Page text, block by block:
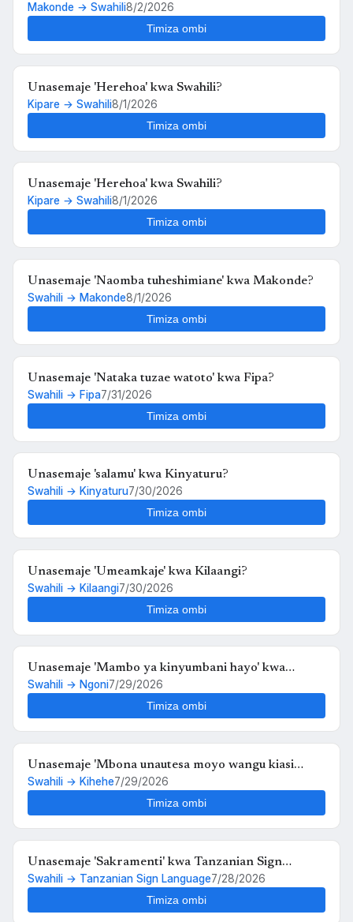
kwa Swahili?
Makonde → Swahili8/2/2026
Timiza ombi
Unasemaje 'Herehoa' kwa Swahili?
Kipare → Swahili8/1/2026
Timiza ombi
Unasemaje 'Herehoa' kwa Swahili?
Kipare → Swahili8/1/2026
Timiza ombi
Unasemaje 'Naomba tuheshimiane' kwa Makonde?
Swahili → Makonde8/1/2026
Timiza ombi
Unasemaje 'Nataka tuzae watoto' kwa Fipa?
Swahili → Fipa7/31/2026
Timiza ombi
Unasemaje 'salamu' kwa Kinyaturu?
Swahili → Kinyaturu7/30/2026
Timiza ombi
Unasemaje 'Umeamkaje' kwa Kilaangi?
Swahili → Kilaangi7/30/2026
Timiza ombi
Unasemaje 'Mambo ya kinyumbani hayo' kwa
Ngoni?
Swahili → Ngoni7/29/2026
Timiza ombi
Unasemaje 'Mbona unautesa moyo wangu kiasi
hiko,,au kosa langu ni upendo wangu kwako' kwa
Swahili → Kihehe7/29/2026
Timiza ombi
Unasemaje 'Sakramenti' kwa Tanzanian Sign
Language?
Swahili → Tanzanian Sign Language7/28/2026
Timiza ombi